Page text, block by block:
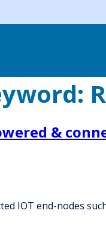
&
IOT end-nodes